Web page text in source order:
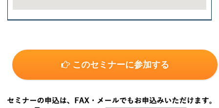
このセミナーに参加する